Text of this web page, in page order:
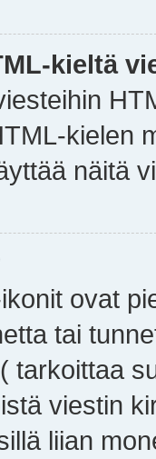
kieltä
kielen
näitä
ovat
tai
tarkoittaa
viestin
liian